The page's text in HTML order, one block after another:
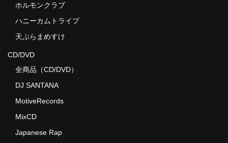
ホルモンクラブ
ハニーカムトライプ
天ぷらまめすけ
CD/DVD
全商品（CD/DVD）
DJ SANTANA
MotiveRecords
MixCD
Japanese Rap